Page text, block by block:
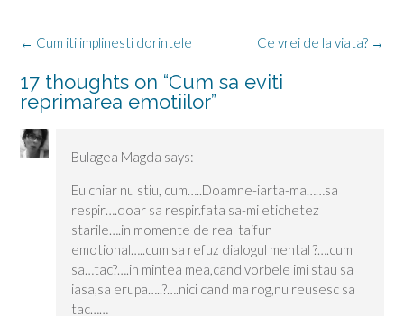
Post
Ce vrei de la viata? →
← Cum iti implinesti dorintele
17 thoughts on “Cum sa eviti
reprimarea emotiilor”
Bulagea Magda says:
Eu chiar nu stiu, cum…..Doamne-iarta-ma……sa
respir….doar sa respir.fata sa-mi etichetez
starile….in momente de real taifun
emotional…..cum sa refuz dialogul mental ?….cum
sa…tac?….in mintea mea,cand vorbele imi stau sa
iasa,sa erupa…..?….nici cand ma rog,nu reusesc sa
tac……